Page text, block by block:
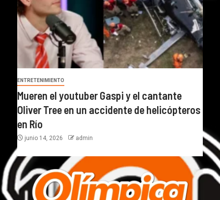
ENTRETENIMIENTO
Mueren el youtuber Gaspi y el cantante
Oliver Tree en un accidente de helicópteros
en Río
junio 14, 2026 admin